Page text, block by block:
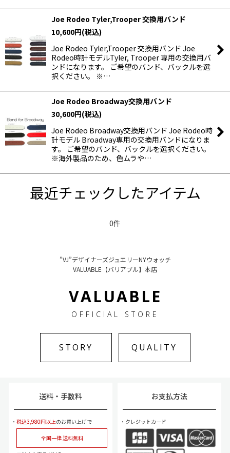
Joe Rodeo Tyler,Trooper 交換用バンド
10,600円(税込)
Joe Rodeo Tyler,Trooper 交換用バンド Joe
Rodeo時計モデルTyler, Trooper 専用の交換用バ
ンドになります。 ご希望のバンド、バックルを選
択ください。 ※…
Joe Rodeo Broadway交換用バンド
30,600円(税込)
Joe Rodeo Broadway交換用バンド Joe Rodeo時
計モデル Broadway専用の交換用バンドになりま
す。 ご希望のバンド、バックルを選択ください。
※海外製品のため、色ムラや…
最近チェックしたアイテム
0件
”VJ”デザイナーズジュエリーNYウォッチ
VALUABLE【バリアブル】本店
VALUABLE
OFFICIAL STORE
STORY QUALITY
送料・手数料
税込3,980円以上のお買い上げで
全国一律 送料無料
お支払方法
クレジットカード